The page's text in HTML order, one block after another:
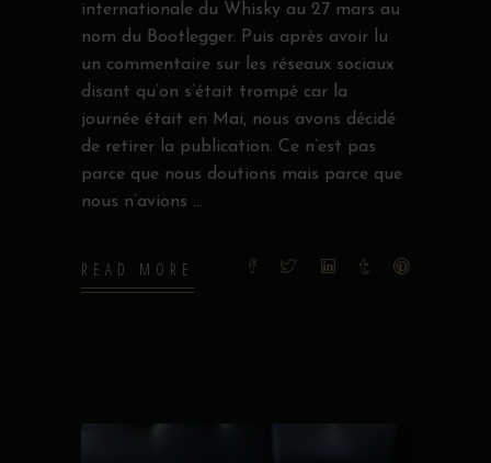
internationale du Whisky au 27 mars au
nom du Bootlegger. Puis après avoir lu
un commentaire sur les réseaux sociaux
disant qu’on s’était trompé car la
journée était en Mai, nous avons décidé
de retirer la publication. Ce n’est pas
parce que nous doutions mais parce que
nous n’avions
READ MORE